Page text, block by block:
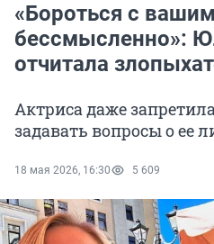
«Бороться с
бессмысленно»:
отчитала
Актриса даже
задавать вопросы о ее
18 мая 2026, 16:30 5 609